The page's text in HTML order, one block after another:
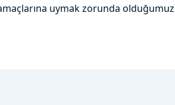
uymak zorunda olduğumuz